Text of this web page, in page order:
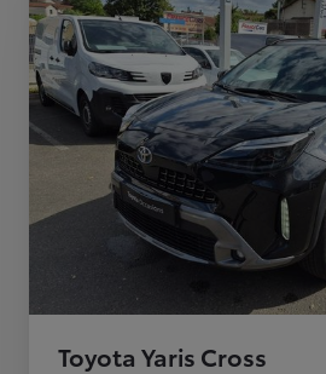
Toyota Yaris Cross